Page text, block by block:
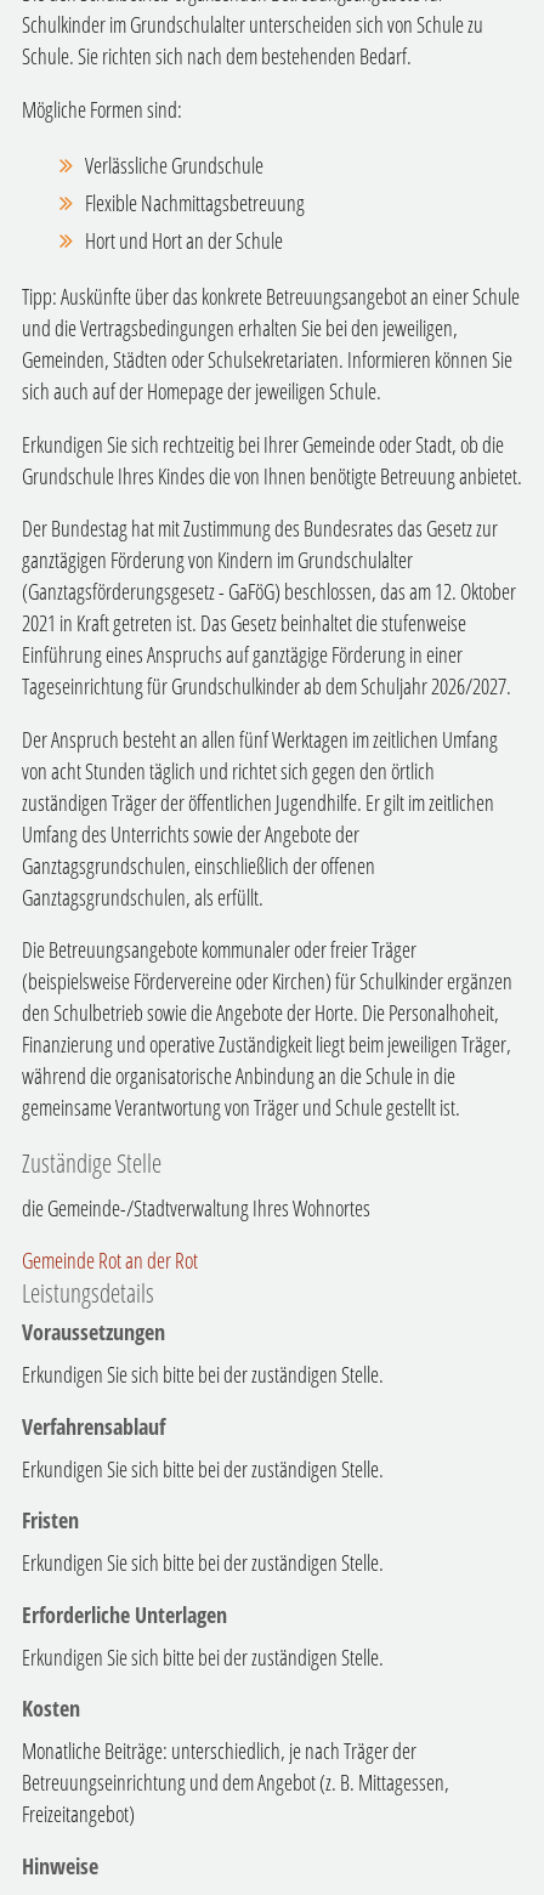
Schulkinder im Grundschulalter unterscheiden sich von Schule zu
Schule. Sie richten sich nach dem bestehenden Bedarf.
Mögliche Formen sind:
Verlässliche Grundschule
Flexible Nachmittagsbetreuung
Hort und Hort an der Schule
Tipp:Auskünfte über das konkrete Betreuungsangebot an einer Schule
und die Vertragsbedingungen erhalten Sie bei den jeweiligen,
Gemeinden, Städten oder Schulsekretariaten. Informieren können Sie
sich auch auf der Homepage der jeweiligen Schule.
Erkundigen Sie sich rechtzeitig bei Ihrer Gemeinde oder Stadt, ob die
Grundschule Ihres Kindes die von Ihnen benötigte Betreuung anbietet.
Der Bundestag hat mit Zustimmung des Bundesrates das Gesetz zur
ganztägigen Förderung von Kindern im Grundschulalter
(Ganztagsförderungsgesetz - GaFöG) beschlossen, das am 12. Oktober
2021 in Kraft getreten ist. Das Gesetz beinhaltet die stufenweise
Einführung eines Anspruchs auf ganztägige Förderung in einer
Tageseinrichtung für Grundschulkinder ab dem Schuljahr 2026/2027.
Der Anspruch besteht an allen fünf Werktagen im zeitlichen Umfang
von acht Stunden täglich und richtet sich gegen den örtlich
zuständigen Träger der öffentlichen Jugendhilfe. Er gilt im zeitlichen
Umfang des Unterrichts sowie der Angebote der
Ganztagsgrundschulen, einschließlich der offenen
Ganztagsgrundschulen, als erfüllt.
Die Betreuungsangebote kommunaler oder freier Träger
(beispielsweise Fördervereine oder Kirchen) für Schulkinder ergänzen
den Schulbetrieb sowie die Angebote der Horte. Die Personalhoheit,
Finanzierung und operative Zuständigkeit liegt beim jeweiligen Träger,
während die organisatorische Anbindung an die Schule in die
gemeinsame Verantwortung von Träger und Schule gestellt ist.
Zuständige Stelle
die Gemeinde-/Stadtverwaltung Ihres Wohnortes
Gemeinde Rot an der Rot
Leistungsdetails
Voraussetzungen
Erkundigen Sie sich bitte bei der zuständigen Stelle.
Verfahrensablauf
Erkundigen Sie sich bitte bei der zuständigen Stelle.
Fristen
Erkundigen Sie sich bitte bei der zuständigen Stelle.
Erforderliche Unterlagen
Erkundigen Sie sich bitte bei der zuständigen Stelle.
Kosten
Monatliche Beiträge: unterschiedlich, je nach Träger der
Betreuungseinrichtung und dem Angebot (z. B. Mittagessen,
Freizeitangebot)
Hinweise